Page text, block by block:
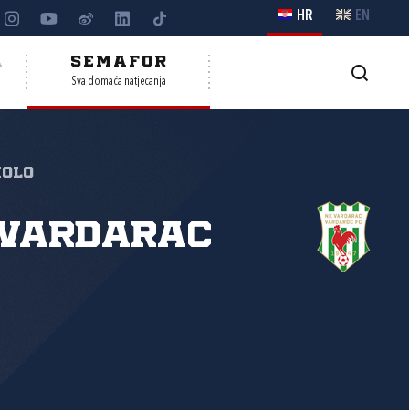
HR EN
SEMAFOR
Sva domaća natjecanja